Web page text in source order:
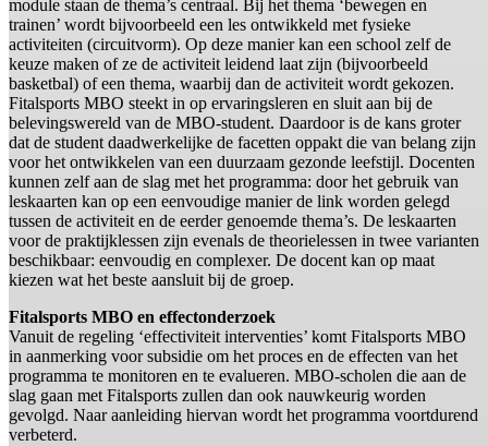
module staan de thema’s centraal. Bij het thema ‘bewegen en
trainen’ wordt bijvoorbeeld een les ontwikkeld met fysieke
activiteiten (circuitvorm). Op deze manier kan een school zelf de
keuze maken of ze de activiteit leidend laat zijn (bijvoorbeeld
basketbal) of een thema, waarbij dan de activiteit wordt gekozen.
Fitalsports MBO steekt in op ervaringsleren en sluit aan bij de
belevingswereld van de MBO-student. Daardoor is de kans groter
dat de student daadwerkelijke de facetten oppakt die van belang zijn
voor het ontwikkelen van een duurzaam gezonde leefstijl. Docenten
kunnen zelf aan de slag met het programma: door het gebruik van
leskaarten kan op een eenvoudige manier de link worden gelegd
tussen de activiteit en de eerder genoemde thema’s. De leskaarten
voor de praktijklessen zijn evenals de theorielessen in twee varianten
beschikbaar: eenvoudig en complexer. De docent kan op maat
kiezen wat het beste aansluit bij de groep.
Fitalsports MBO en effectonderzoek
Vanuit de regeling ‘effectiviteit interventies’ komt Fitalsports MBO
in aanmerking voor subsidie om het proces en de effecten van het
programma te monitoren en te evalueren. MBO-scholen die aan de
slag gaan met Fitalsports zullen dan ook nauwkeurig worden
gevolgd. Naar aanleiding hiervan wordt het programma voortdurend
verbeterd.